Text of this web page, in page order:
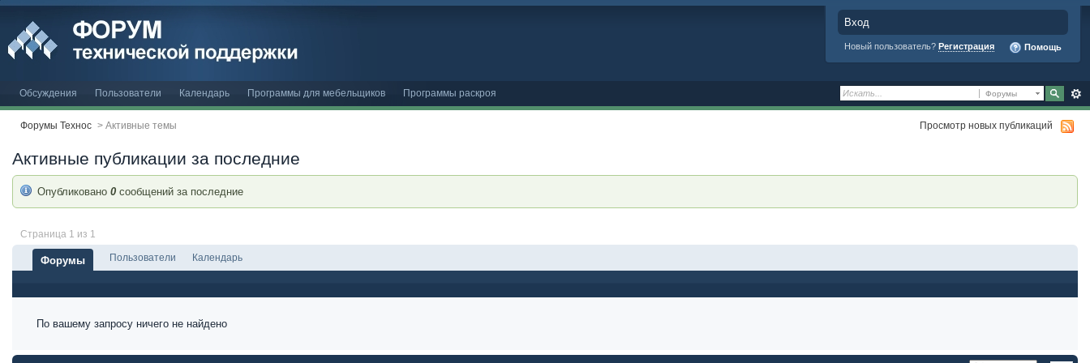
Вход
Новый пользователь? Регистрация Помощь
Форумы
Обсуждения Пользователи Календарь Программы для мебельщиков Программы раскроя
Форумы Технос > Активные темы Просмотр новых публикаций
Активные публикации за последние
Опубликовано 0 сообщений за последние
Страница 1 из 1
Форумы Пользователи Календарь
По вашему запросу ничего не найдено